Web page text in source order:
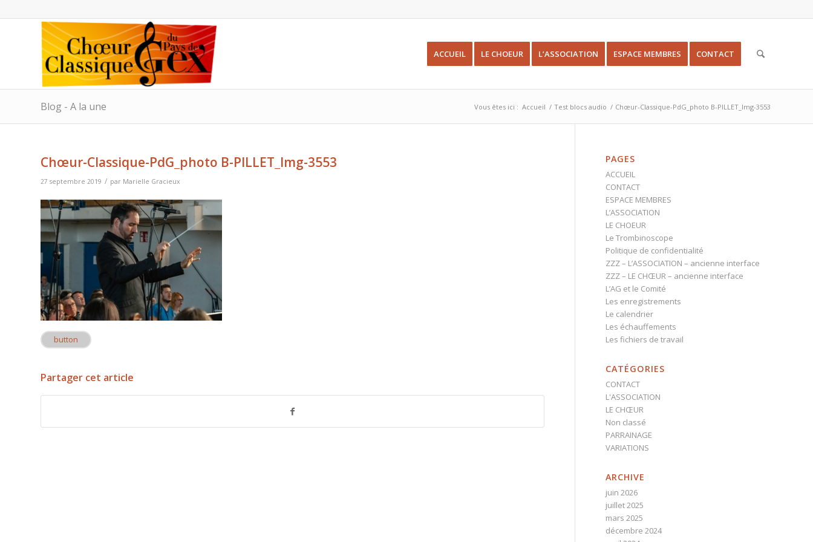
ACCUEIL LE CHOEUR L’ASSOCIATION ESPACE MEMBRES CONTACT
Blog - A la une Vous êtes ici : Accueil / Test blocs audio / Chœur-Classique-PdG_photo B-PILLET_Img-3553
Chœur-Classique-PdG_photo B-PILLET_Img-3553
27 septembre 2019 / par Marielle Gracieux
button
Partager cet article
PAGES
ACCUEIL
CONTACT
ESPACE MEMBRES
L’ASSOCIATION
LE CHOEUR
Le Trombinoscope
Politique de confidentialité
ZZZ – L’ASSOCIATION – ancienne interface
ZZZ – LE CHŒUR – ancienne interface
L’AG et le Comité
Les enregistrements
Le calendrier
Les échauffements
Les fichiers de travail
CATÉGORIES
CONTACT
L'ASSOCIATION
LE CHŒUR
Non classé
PARRAINAGE
VARIATIONS
ARCHIVE
juin 2026
juillet 2025
mars 2025
décembre 2024